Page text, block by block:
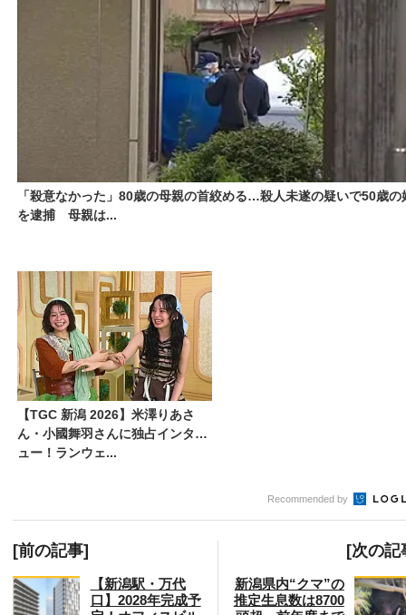
「殺意なかった」80歳の母親の首絞める…殺人未遂の疑いで50歳の
を逮捕 母親は...
【TGC 新潟 2026】米澤りあさ
ん・小國舞羽さんに独占インタビ
ュー！ランウェ...
Recommended by
[前の記事]
【新潟駅・万代
口】2028年完成予
[次の記
新潟県内“クマ”の
推定生息数は8700